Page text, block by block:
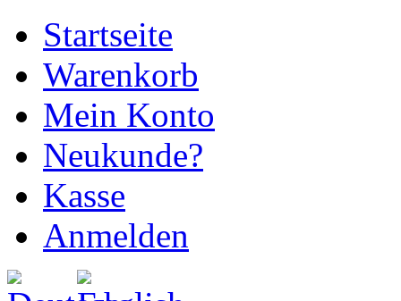
Startseite
Warenkorb
Mein Konto
Neukunde?
Kasse
Anmelden